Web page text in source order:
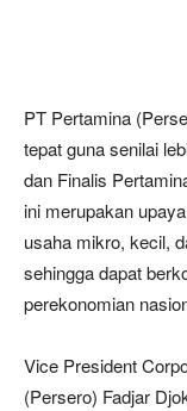
PT Pertamina
tepat guna senilai
dan Finalis
ini merupakan
usaha mikro, kecil,
sehingga dapat
perekonomian
Vice President
(Persero) Fadjar